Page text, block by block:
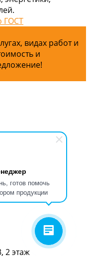
готов помочь
продукции
ГОСТ
видах работ и
и
2 этаж